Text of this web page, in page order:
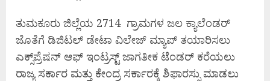
ತುಮಕೂರು ಜಿಲ್ಲೆಯ 2714 ಗ್ರಾಮಗಳ ಜಲ ಕ್ಯಾಲೆಂಡರ್
ಜೊತೆಗೆ ಡಿಜಿಟಲ್ ಡೇಟಾ ವಿಲೇಜ್ ಮ್ಯಾಪ್ ತಯಾರಿಸಲು
ಎಕ್ಸ್‌ಪ್ರೆಷನ್ ಆಫ್ ಇಂಟ್ರಸ್ಟ್ ಜಾಗತೀಕ ಟೆಂಡರ್ ಕರೆಯಲು
ರಾಜ್ಯ ಸರ್ಕಾರ ಮತ್ತು ಕೇಂದ್ರ ಸರ್ಕಾರಕ್ಕೆ ಶಿಫಾರಸ್ಸು ಮಾಡಲು